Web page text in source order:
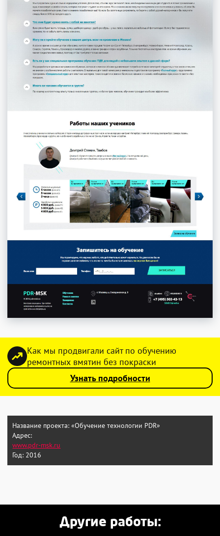
Как мы продвигали сайт по обучению
ремонтных вмятин без покраски
Узнать подробности
Название проекта: «Обучение технологии PDR»
Адрес:
www.pdr-msk.ru
Год: 2016
Другие работы: